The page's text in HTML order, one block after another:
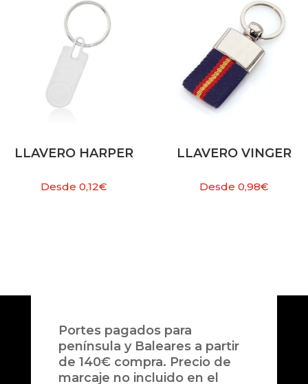
LLAVERO HARPER
Desde0,12€
LLAVERO VINGER
Desde 0,98€
Portes pagados para
península y Baleares a partir
de 140€ compra. Precio de
marcaje no incluido en el